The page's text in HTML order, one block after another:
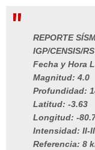
REPORTE
IGP/CENSIS/
Fecha y Hora
Magnitud: 4.0
Profundidad:
Latitud: -3.63
Longitud: -
Intensidad: II-
Referencia: 8